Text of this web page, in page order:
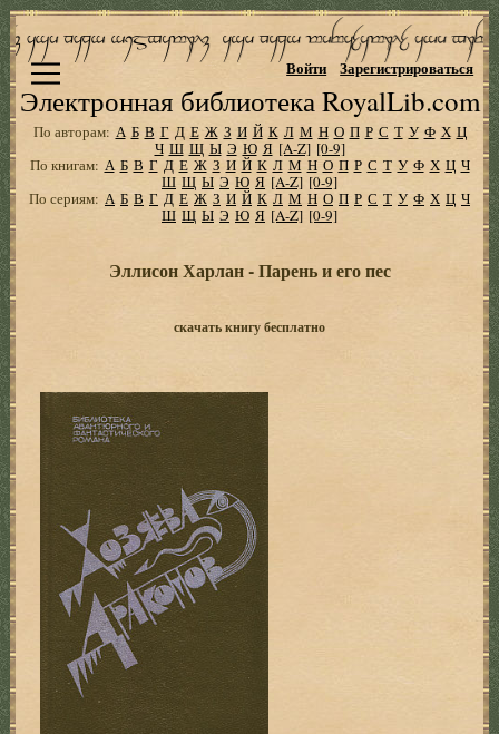
Электронная библиотека RoyalLib.com
Войти Зарегистрироваться
По авторам: А Б В Г Д Е Ж З И Й К Л М Н О П Р С Т У Ф Х Ц
Ч Ш Щ Ы Э Ю Я [A-Z] [0-9]
По книгам: А Б В Г Д Е Ж З И Й К Л М Н О П Р С Т У Ф Х Ц Ч
Ш Щ Ы Э Ю Я [A-Z] [0-9]
По сериям: А Б В Г Д Е Ж З И Й К Л М Н О П Р С Т У Ф Х Ц Ч
Ш Щ Ы Э Ю Я [A-Z] [0-9]
Эллисон Харлан - Парень и его пес
скачать книгу бесплатно